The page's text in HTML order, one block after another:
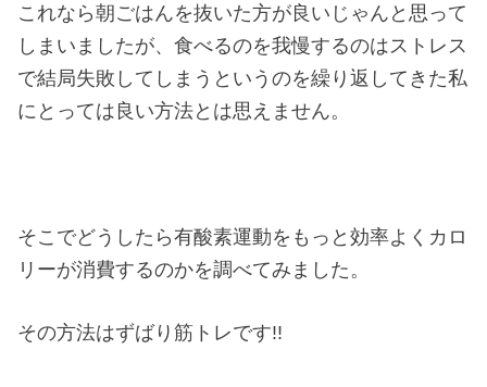
これなら朝ごはんを抜いた方が良いじゃんと思って
しまいましたが、食べるのを我慢するのはストレス
で結局失敗してしまうというのを繰り返してきた私
にとっては良い方法とは思えません。
そこでどうしたら有酸素運動をもっと効率よくカロ
リーが消費するのかを調べてみました。
その方法はずばり筋トレです!!